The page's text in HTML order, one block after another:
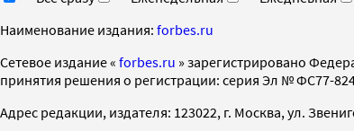
Наименование издания: forbes.ru
Cетевое издание « forbes.ru » зарегистрировано
принятия решения о регистрации: серия Эл № ФС77-
Адрес редакции, издателя: 123022, г. Москва, ул.